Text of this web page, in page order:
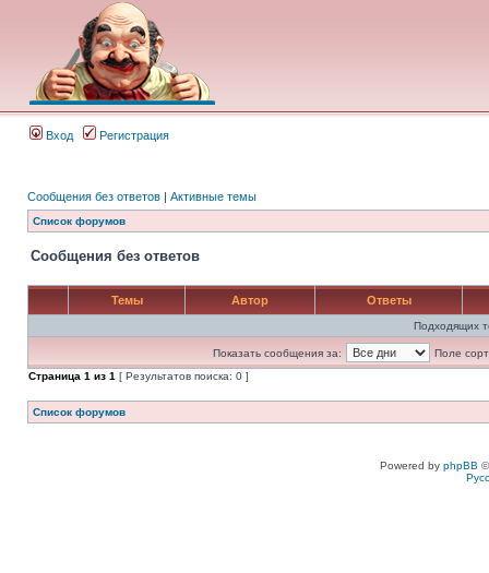
Вход Регистрация
Сообщения без ответов | Активные темы
Список форумов
Сообщения без ответов
Темы Автор Ответы
Подходящих
Показать сообщения за:
Поле
Страница 1 из 1 [ Результатов поиска: 0 ]
Список форумов
Powered by phpBB